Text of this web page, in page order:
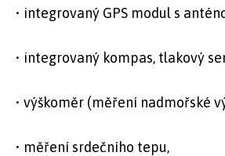
• integrovaný GPS modul s
• integrovaný kompas, tlakový
• výškoměr (měření nadmořské
• měření srdečního tepu,